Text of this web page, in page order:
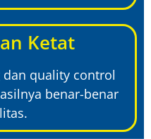
Ketat
quality control
benar-benar